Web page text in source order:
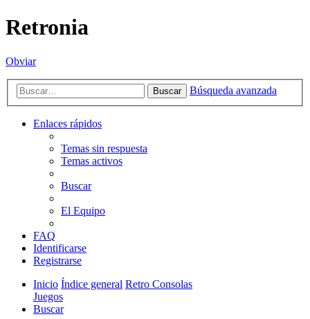
Retronia
Obviar
Buscar Búsqueda avanzada
Enlaces rápidos
Temas sin respuesta
Temas activos
Buscar
El Equipo
FAQ
Identificarse
Registrarse
Inicio Índice general Retro Consolas
Juegos
Buscar